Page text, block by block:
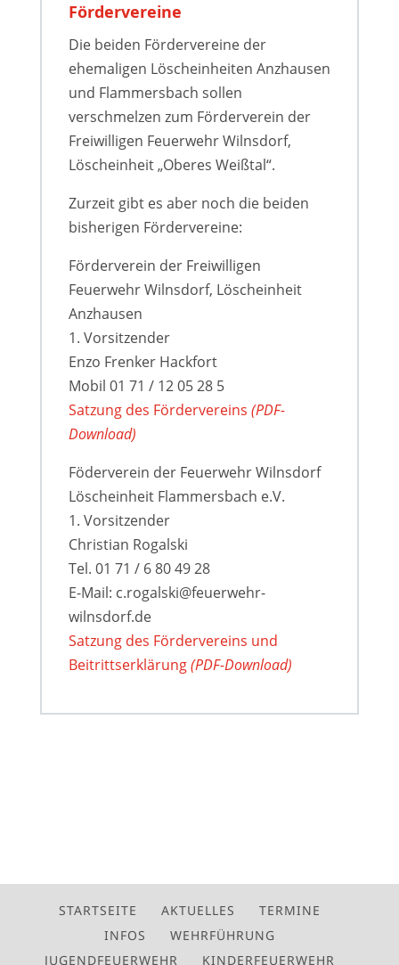
Fördervereine
Die beiden Fördervereine der
ehemaligen Löscheinheiten Anzhausen
und Flammersbach sollen
verschmelzen zum Förderverein der
Freiwilligen Feuerwehr Wilnsdorf,
Löscheinheit „Oberes Weißtal“.
Zurzeit gibt es aber noch die beiden
bisherigen Fördervereine:
Förderverein der Freiwilligen
Feuerwehr Wilnsdorf, Löscheinheit
Anzhausen
1. Vorsitzender
Enzo Frenker Hackfort
Mobil 01 71 / 12 05 28 5
Satzung des Fördervereins (PDF-
Download)
Föderverein der Feuerwehr Wilnsdorf
Löscheinheit Flammersbach e.V.
1. Vorsitzender
Christian Rogalski
Tel. 01 71 / 6 80 49 28
E-Mail: c.rogalski@feuerwehr-
wilnsdorf.de
Satzung des Fördervereins und
Beitrittserklärung(PDF-Download)
STARTSEITE AKTUELLES
TERMINE
INFOS
WEHRFÜHRUNG
JUGENDFEUERWEHR
KINDERFEUERWEHR